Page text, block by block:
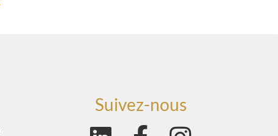
Suivez-nous